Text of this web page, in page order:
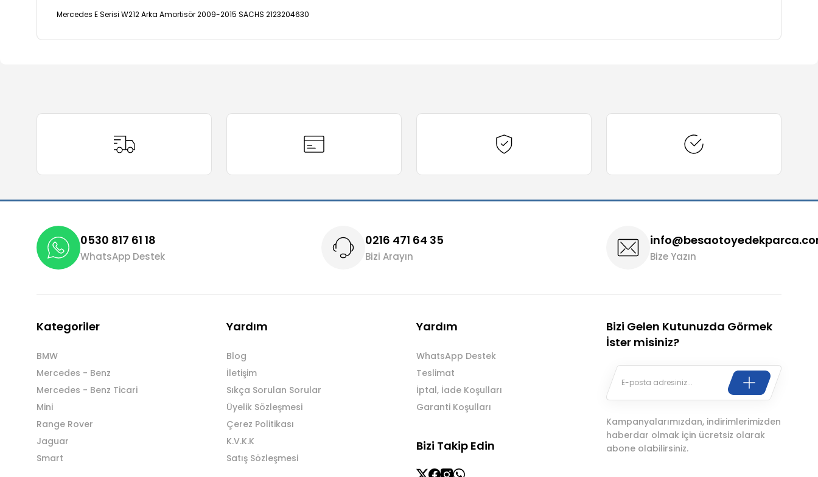
Mercedes E Serisi W212 Arka Amortisör 2009-2015 SACHS 2123204630
Ürün bilgilerinde hatalar bulunuyor.
Bu ürüne benzer farklı alternatifler olmalı.
Gönder
0530 817 61 18
WhatsApp Destek
0216 471 64 35
Bizi Arayın Bize Yazın
Kategoriler
BMW
Mercedes - Benz
Mercedes - Benz Ticari
Mini
Range Rover
Jaguar
Smart
Yardım
Blog
İletişim
Sıkça Sorulan Sorular
Üyelik Sözleşmesi
Çerez Politikası
K.V.K.K
Satış Sözleşmesi
Yardım
WhatsApp Destek
Teslimat
İptal, İade Koşulları
Garanti Koşulları
Bizi Takip Edin
Bizi Gelen Kutunuzda Görmek
İster misiniz?
Kampanyalarımızdan, indirimlerimizden
haberdar olmak için ücretsiz olarak
abone olabilirsiniz.